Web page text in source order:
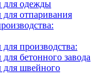
для одежды
отпаривания
производства:
бетонного завода
для швейного